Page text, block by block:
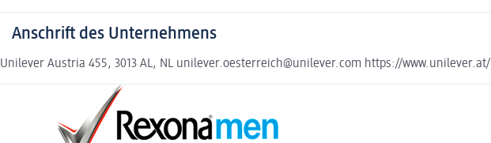
Anschrift des Unternehmens
Unilever Austria 455, 3013 AL, NL unilever.oesterreich@unilever.com https://www.unilever.at/